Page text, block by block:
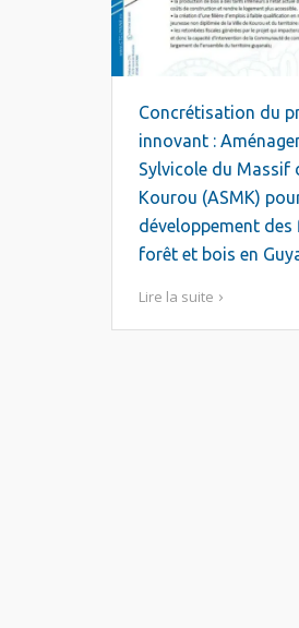
Concrétisation du
innovant :
Sylvicole du Massif
Kourou (ASMK)
développement des
forêt et bois en
Lire la suite